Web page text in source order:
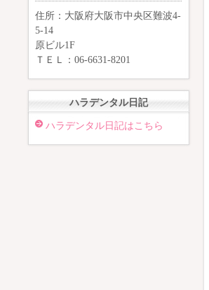
住所：大阪府大阪市中央区難波4-
5-14
原ビル1F
ＴＥＬ：06-6631-8201
ハラデンタル日記
ハラデンタル日記はこちら